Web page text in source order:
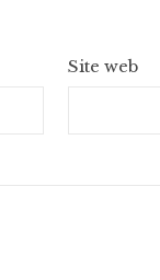
Site web